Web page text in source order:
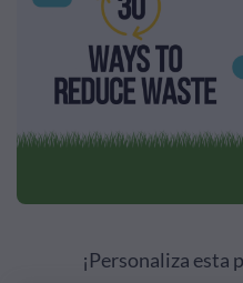
¡Personaliza esta